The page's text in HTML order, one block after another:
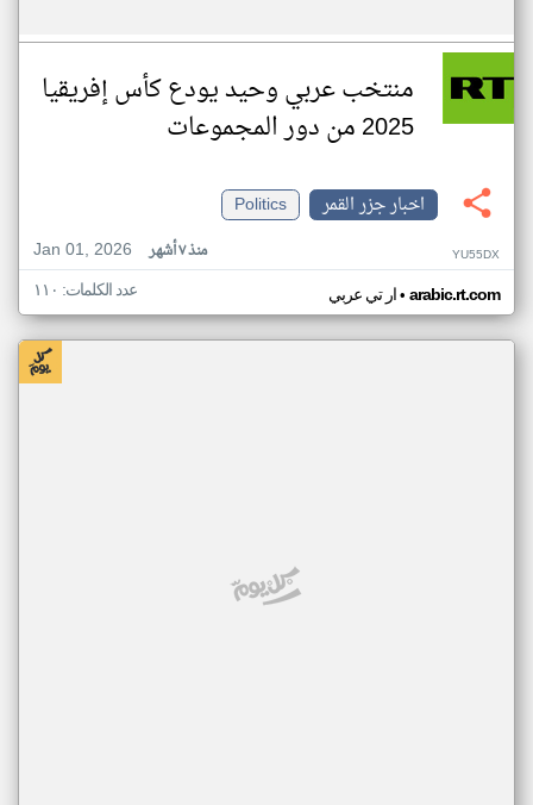
منتخب عربي وحيد يودع كأس إفريقيا
2025 من دور المجموعات
اخبار جزر القمر
Politics
Jan 01, 2026
منذ ٧ أشهر YU55DX
ار تي عربي• arabic.rt.com عدد الكلمات: ١١٠